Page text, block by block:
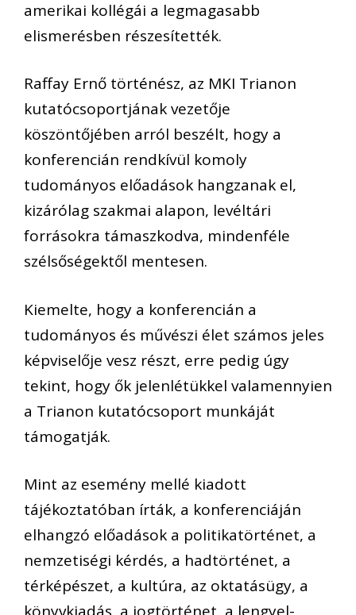
amerikai kollégái a legmagasabb
elismerésben részesítették.
Raffay Ernő történész, az MKI Trianon
kutatócsoportjának vezetője
köszöntőjében arról beszélt, hogy a
konferencián rendkívül komoly
tudományos előadások hangzanak el,
kizárólag szakmai alapon, levéltári
forrásokra támaszkodva, mindenféle
szélsőségektől mentesen.
Kiemelte, hogy a konferencián a
tudományos és művészi élet számos jeles
képviselője vesz részt, erre pedig úgy
tekint, hogy ők jelenlétükkel valamennyien
a Trianon kutatócsoport munkáját
támogatják.
Mint az esemény mellé kiadott
tájékoztatóban írták, a konferenciáján
elhangzó előadások a politikatörténet, a
nemzetiségi kérdés, a hadtörténet, a
térképészet, a kultúra, az oktatásügy, a